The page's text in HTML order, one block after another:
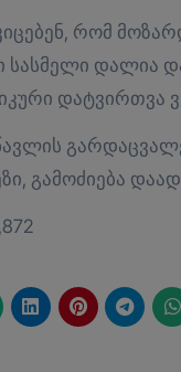
რომ
სასმელი დალია
დატვირთვა
გამოძიება